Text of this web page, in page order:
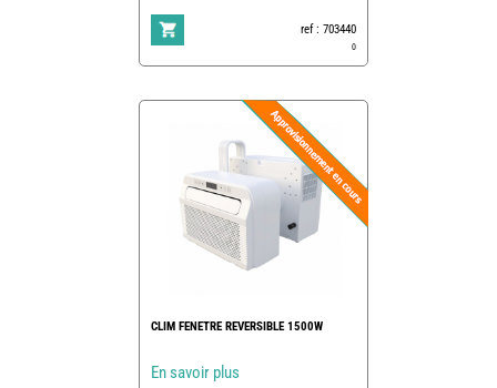
ref : 703440
0
CLIM FENETRE REVERSIBLE 1500W
En savoir plus